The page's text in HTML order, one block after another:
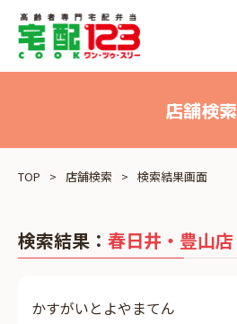
店舗検索
TOP 店舗検索 検索結果画面
検索結果： 春日井・豊山店
かすがいとよやまてん